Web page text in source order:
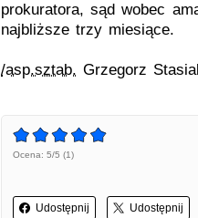
prokuratora, sąd wobec
najbliższe trzy miesiące.
/asp.sztab. Grzegorz
Ocena: 5/5 (1)
Udostępnij Udostępnij